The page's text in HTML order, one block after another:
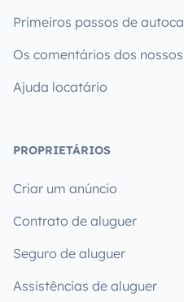
Primeiros passos de
Os comentários dos
Ajuda locatário
PROPRIETÁRIOS
Criar um anúncio
Contrato de aluguer
Seguro de aluguer
Assistências de aluguer